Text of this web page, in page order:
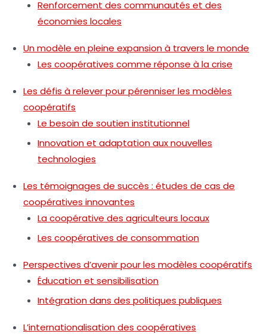
Renforcement des communautés et des
économies locales
Un modèle en pleine expansion à travers le monde
Les coopératives comme réponse à la crise
Les défis à relever pour pérenniser les modèles
coopératifs
Le besoin de soutien institutionnel
Innovation et adaptation aux nouvelles
technologies
Les témoignages de succès : études de cas de
coopératives innovantes
La coopérative des agriculteurs locaux
Les coopératives de consommation
Perspectives d’avenir pour les modèles coopératifs
Éducation et sensibilisation
Intégration dans des politiques publiques
L’internationalisation des coopératives